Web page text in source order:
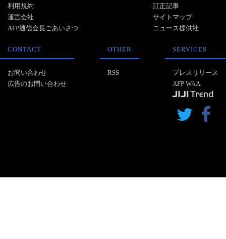
利用規約
運営会社
AFP通信会長ごあいさつ
訂正記事
サイトマップ
ニュース提供社
CONTACT
お問い合わせ
広告のお問い合わせ
OTHER
RSS
SERVICES
プレスリリース
AFP WAA